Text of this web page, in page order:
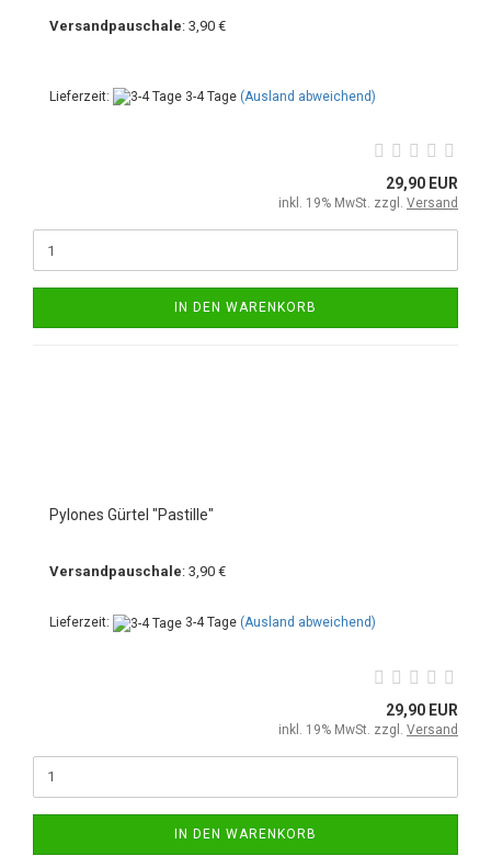
Versandpauschale: 3,90 €
Lieferzeit: 3-4 Tage (Ausland abweichend)
29,90 EUR
inkl. 19% MwSt. zzgl. Versand
IN DEN WARENKORB
Pylones Gürtel "Pastille"
Versandpauschale: 3,90 €
Lieferzeit: 3-4 Tage (Ausland abweichend)
29,90 EUR
inkl. 19% MwSt. zzgl. Versand
IN DEN WARENKORB